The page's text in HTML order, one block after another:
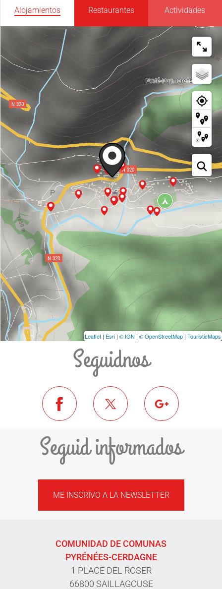
Alojamientos Restaurantes Actividades
Leaflet | Esri | © IGN | © OpenStreetMap | TouristicMaps
Seguidnos
Seguid informados
ME INSCRIVO A LA NEWSLETTER
COMUNIDAD DE COMUNAS
PYRÉNÉES-CERDAGNE
1 PLACE DEL ROSER
66800 SAILLAGOUSE